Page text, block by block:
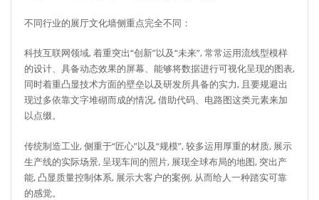
不同行业的展厅文化墙侧重点完全不同：
科技互联网领域, 着重突出“创新”以及“未来”, 常常运用流线型模样
的设计、具备动态效果的屏幕、能够将数据进行可视化呈现的图表,
同时着重凸显技术方面的壁垒以及研发所具备的实力, 且要规避出
现过多依靠文字堆砌而成的情况, 借助代码、电路图这类元素来加
以点缀。
传统制造工业, 侧重于“匠心”以及“规模”, 较多运用厚重的材质, 展示
生产线的实际场景, 呈现车间的照片, 展现全球布局的地图, 突出产
能, 凸显质量控制体系, 展示大客户的案例, 从而给人一种踏实可靠
的感觉。